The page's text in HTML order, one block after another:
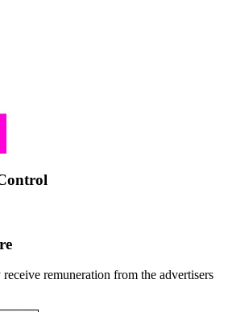
remuneration from the advertisers